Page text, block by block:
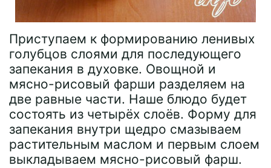
Приступаем к формированию ленивых
голубцов слоями для последующего
запекания в духовке. Овощной и
мясно-рисовый фарши разделяем на
две равные части. Наше блюдо будет
состоять из четырёх слоёв. Форму для
запекания внутри щедро смазываем
растительным маслом и первым слоем
выкладываем мясно-рисовый фарш.